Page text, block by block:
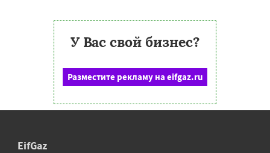
У Вас свой бизнес?
Разместите рекламу на eifgaz.ru
EifGaz